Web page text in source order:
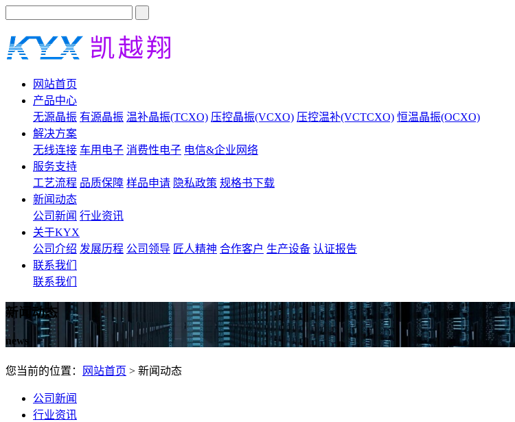
网站首页
产品中心
无源晶振 有源晶振 温补晶振(TCXO) 压控晶振(VCXO) 压控温补(VCTCXO) 恒温晶振(OCXO)
解决方案
无线连接 车用电子 消费性电子 电信&企业网络
服务支持
工艺流程 品质保障 样品申请 隐私政策 规格书下载
新闻动态
公司新闻 行业资讯
关于KYX
公司介绍 发展历程 公司领导 匠人精神 合作客户 生产设备 认证报告
联系我们
联系我们
新闻动态
news
您当前的位置： 网站首页 > 新闻动态
公司新闻
行业资讯